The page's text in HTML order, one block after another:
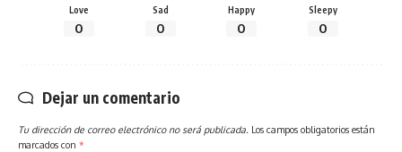
Love
0
Sad
0
Happy
0
Sleepy
0
Dejar un comentario
Tu dirección de correo electrónico no será publicada. Los campos obligatorios están
marcados con *